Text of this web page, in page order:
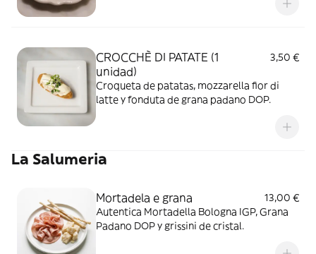
CROCCHÈ DI PATATE (1
unidad)
3,50 €
Croqueta de patatas, mozzarella fior di
latte y fonduta de grana padano DOP.
La Salumeria
Mortadela e grana
13,00 €
Autentica Mortadella Bologna IGP, Grana
Padano DOP y grissini de cristal.